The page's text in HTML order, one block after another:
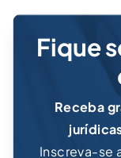
Fique
Receba
Inscreva-se